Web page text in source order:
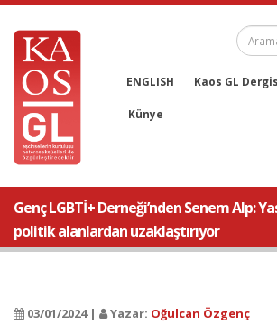
ENGLISH Kaos GL
Künye
Genç LGBTİ+ Derneği’nden Senem Alp:
politik alanlardan uzaklaştırıyor
03/01/2024 | Yazar: Oğulcan Özgenç